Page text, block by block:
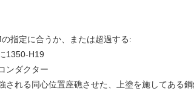
指定に合うか、または超過する:
1350-H19
ンダクター
される同心位置座礁させた、上塗を施してある鋼